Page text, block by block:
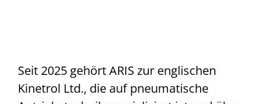
Seit 2025 gehört ARIS zur englischen
Kinetrol Ltd., die auf pneumatische